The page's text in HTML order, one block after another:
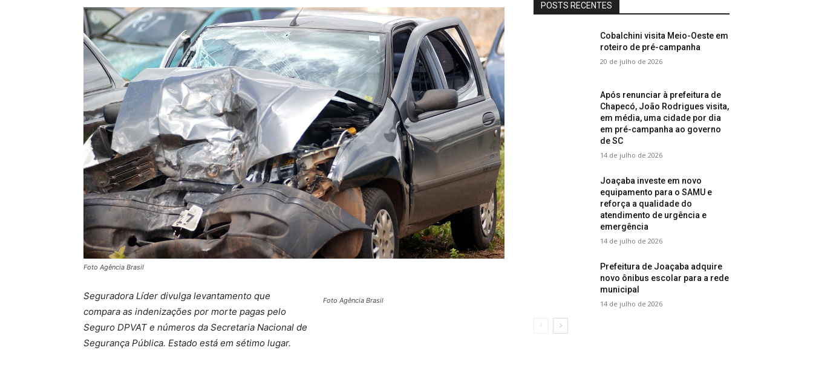
Foto Agência Brasil
Foto Agência Brasil
Seguradora Líder divulga levantamento que
compara as indenizações por morte pagas pelo
Seguro DPVAT e números da Secretaria Nacional de
Segurança Pública. Estado está em sétimo lugar.
POSTS RECENTES
Cobalchini visita Meio-Oeste em
roteiro de pré-campanha
20 de julho de 2026
Após renunciar à prefeitura de
Chapecó, João Rodrigues visita,
em média, uma cidade por dia
em pré-campanha ao governo
de SC
14 de julho de 2026
Joaçaba investe em novo
equipamento para o SAMU e
reforça a qualidade do
atendimento de urgência e
emergência
14 de julho de 2026
Prefeitura de Joaçaba adquire
novo ônibus escolar para a rede
municipal
14 de julho de 2026